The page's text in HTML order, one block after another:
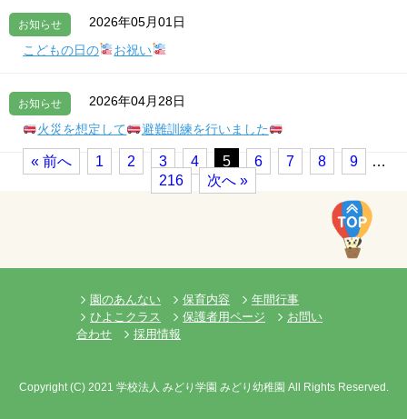
お知らせ
2026年05月01日
こどもの日の
お祝い
お知らせ
2026年04月28日
火災を想定して
避難訓練を行いました
« 前へ 1 2 3 4 5 6 7 8 9
…
216
次へ »
園のあんない 保育内容
年間行事
ひよこクラス
保護者用ページ
お問い
合わせ
採用情報
Copyright(C)2021 学校法人 みどり学園 みどり幼稚園 All Rights Reserved.